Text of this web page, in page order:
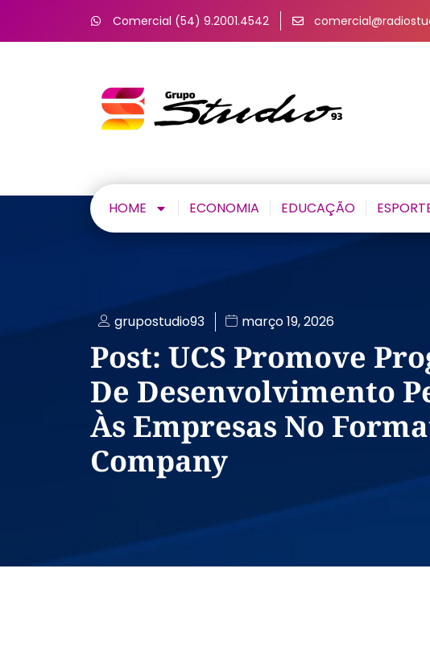
Comercial (54) 9.2001.4542
HOME ECONOMIA EDUCAÇÃO
grupostudio93 março 19, 2026
Post: UCS Promove
De Desenvolvimento
Às Empresas No
Company